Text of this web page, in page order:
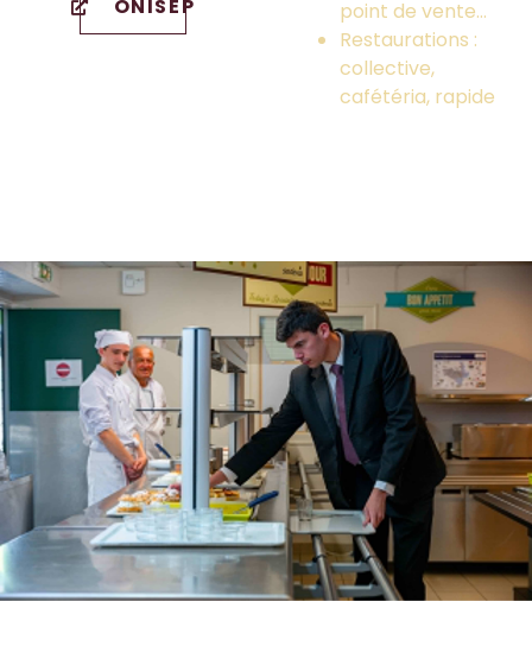
ONISEP
point de vente…
Restaurations :
collective,
cafétéria, rapide